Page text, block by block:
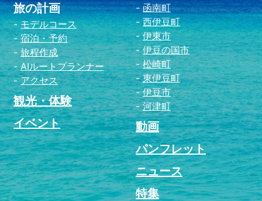
旅の計画
モデルコース
宿泊・予約
旅程作成
AIルートプランナー
アクセス
観光・体験
イベント
函南町
西伊豆町
伊東市
伊豆の国市
松崎町
東伊豆町
伊豆市
河津町
動画
パンフレット
ニュース
特集